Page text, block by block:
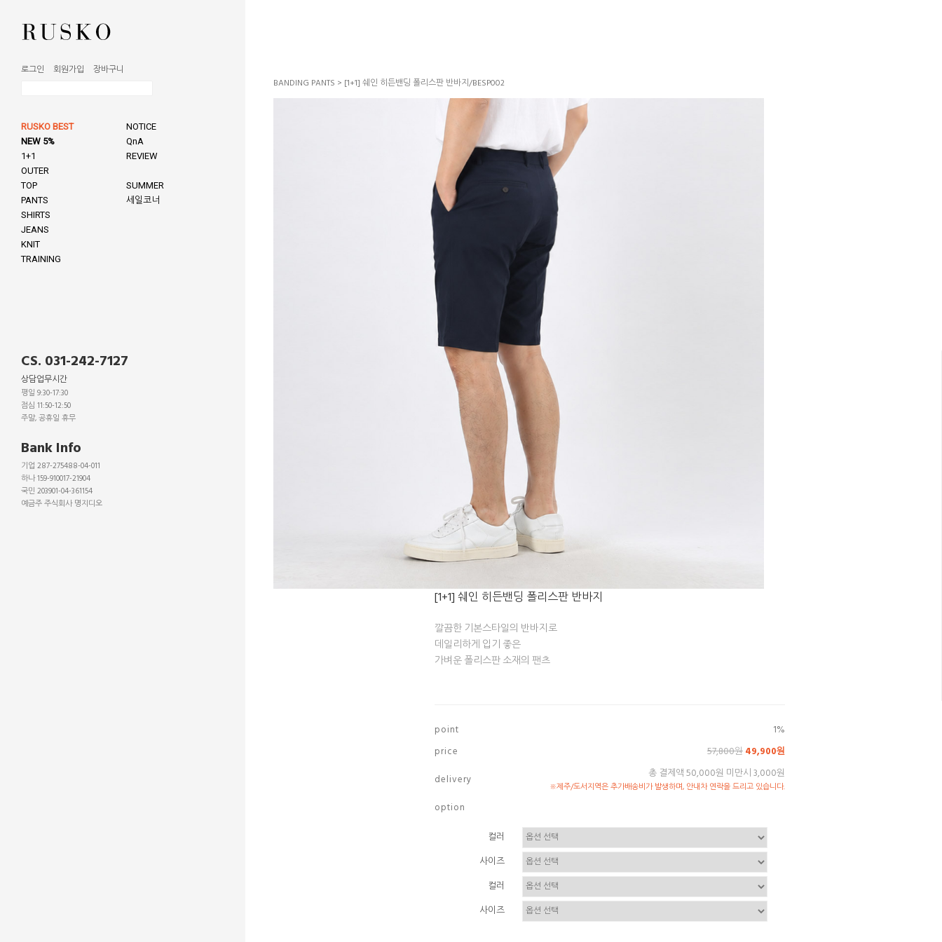
로그인 회원가입 장바구니
RUSKO BEST
NEW 5%
1+1
OUTER
TOP
PANTS
SHIRTS
JEANS
KNIT
TRAINING
NOTICE
QnA
REVIEW
SUMMER
세일코너
CS. 031-242-7127
상담업무시간
평일 9:30-17:30
점심 11:50-12:50
주말, 공휴일 휴무
Bank Info
기업 287-275488-04-011
하나 159-910017-21904
국민 203901-04-361154
예금주 주식회사 명지디오
BANDING PANTS > [1+1] 쉐인 히든밴딩 폴리스판 반바지/BESP002
[1+1] 쉐인 히든밴딩 폴리스판 반바지
깔끔한 기본스타일의 반바지로
데일리하게 입기 좋은
가벼운 폴리스판 소재의 팬츠
p o i n t
1%
p r i c e
57,800원49,900원
d e l i v e r y
총 결제액 50,000원 미만시 3,000원
※제주/도서지역은 추가배송비가 발생하며, 안내차 연락을 드리고 있습니다.
o p t i o n
컬러
사이즈
컬러
사이즈